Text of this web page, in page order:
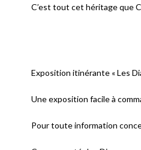
C’est tout cet héritage que
Exposition itinérante « Les
Une exposition facile à
Pour toute information